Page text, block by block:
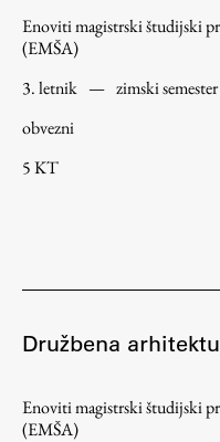
Aktualno
Obvestila
Enoviti magistrski študijski
(EMŠA)
3. letnik — zimski semester
obvezni
5 KT
Družbena
Enoviti magistrski študijski
(EMŠA)